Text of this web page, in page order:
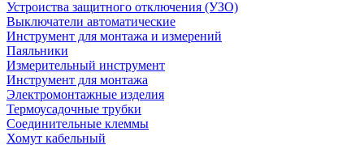
Устроиства защитного отключения (УЗО)
Выключатели автоматические
Инструмент для монтажа и измерений
Паяльники
Измерительный инструмент
Инструмент для монтажа
Электромонтажные изделия
Термоусадочные трубки
Соединительные клеммы
Хомут кабельный